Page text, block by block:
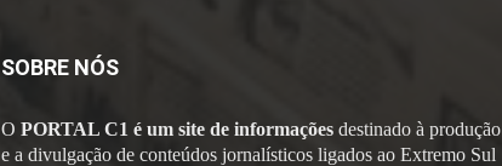
SOBRE NÓS
O PORTAL C1 é um site de informações destinado à produção
e a divulgação de conteúdos jornalísticos ligados ao Extremo Sul